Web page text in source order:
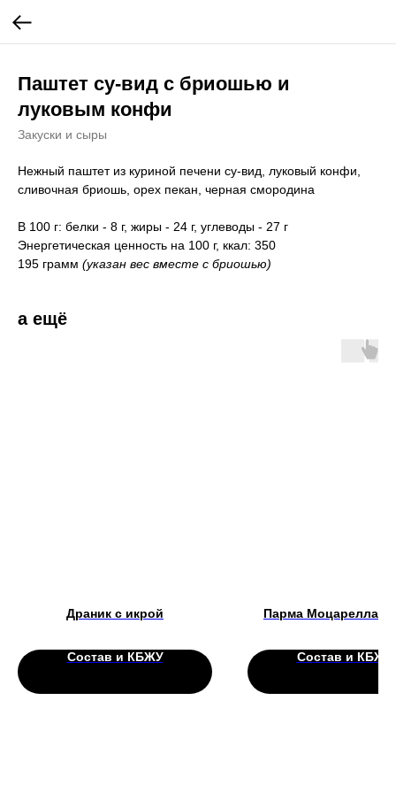
Паштет су-вид с бриошью и
луковым конфи
Закуски и сыры
Нежный паштет из куриной печени су-вид, луковый конфи,
сливочная бриошь, орех пекан, черная смородина
В 100 г: белки - 8 г, жиры - 24 г, углеводы - 27 г
Энергетическая ценность на 100 г, ккал: 350
195 грамм (указан вес вместе с бриошью)
а ещё
Драник с икрой
Состав и КБЖУ
Парма Моцарелла
Состав и КБЖУ